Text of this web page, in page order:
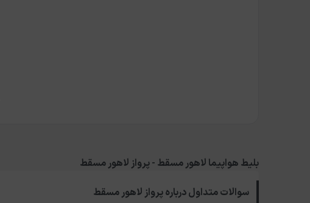
بلیط هواپیما لاهور مسقط - پرواز لاهور مسقط
سوالات متداول دربارهپرواز لاهور مسقط